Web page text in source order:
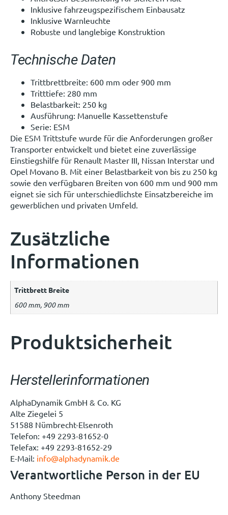
Inklusive fahrzeugspezifischem Einbausatz
Inklusive Warnleuchte
Robuste und langlebige Konstruktion
Technische Daten
Trittbrettbreite: 600 mm oder 900 mm
Tritttiefe: 280 mm
Belastbarkeit: 250 kg
Ausführung: Manuelle Kassettenstufe
Serie: ESM
Die ESM Trittstufe wurde für die Anforderungen großer
Transporter entwickelt und bietet eine zuverlässige
Einstiegshilfe für Renault Master III, Nissan Interstar und
Opel Movano B. Mit einer Belastbarkeit von bis zu 250 kg
sowie den verfügbaren Breiten von 600 mm und 900 mm
eignet sie sich für unterschiedlichste Einsatzbereiche im
gewerblichen und privaten Umfeld.
Zusätzliche
Informationen
Trittbrett Breite
600 mm, 900 mm
Produktsicherheit
Herstellerinformationen
AlphaDynamik GmbH & Co. KG
Alte Ziegelei 5
51588 Nümbrecht-Elsenroth
Telefon: +49 2293-81652-0
Telefax: +49 2293-81652-29
E-Mail: info@alphadynamik.de
Verantwortliche Person in der EU
Anthony Steedman